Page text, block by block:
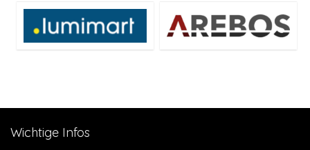
Wichtige Infos